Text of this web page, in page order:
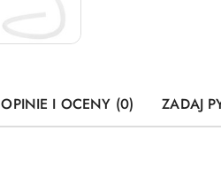
OPINIE I OCENY (0) ZADAJ